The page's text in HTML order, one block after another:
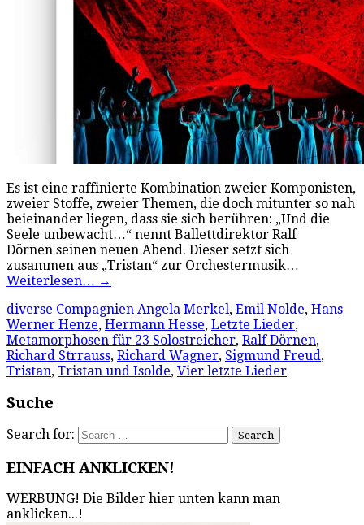
Es ist eine raffinierte Kombination zweier Komponisten,
zweier Stoffe, zweier Themen, die doch mitunter so nah
beieinander liegen, dass sie sich berühren: „Und die
Seele unbewacht…“ nennt Ballettdirektor Ralf
Dörnen seinen neuen Abend. Dieser setzt sich
zusammen aus „Tristan“ zur Orchestermusik…
Weiterlesen… →
diverse Compagnien Angela Merkel, Emil Nolde, Hans
Werner Henze, Hermann Hesse, Letzte Lieder,
Metamorphosen für 23 Solostreicher, Ralf Dörnen,
Richard Strrauss, Richard Wagner, Sigmund Freud,
Tristan, Tristan und Isolde, Vier letzte Lieder
Suche
Search for:
EINFACH ANKLICKEN!
WERBUNG! Die Bilder hier unten kann man
anklicken...!